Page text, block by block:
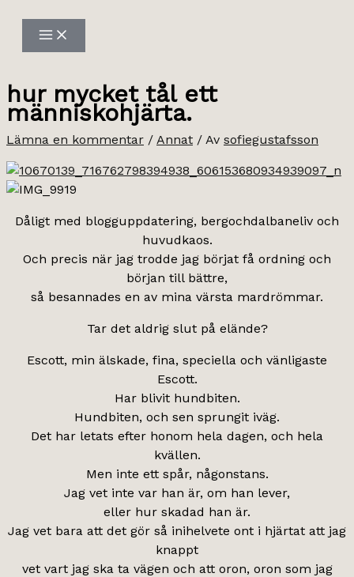
innehåll
hur mycket tål ett
människohjärta.
Lämna en kommentar / Annat / Av sofiegustafsson
Dåligt med blogguppdatering, bergochdalbaneliv och
huvudkaos.
Och precis när jag trodde jag börjat få ordning och
början till bättre,
så besannades en av mina värsta mardrömmar.
Tar det aldrig slut på elände?
Escott, min älskade, fina, speciella och vänligaste
Escott.
Har blivit hundbiten.
Hundbiten, och sen sprungit iväg.
Det har letats efter honom hela dagen, och hela
kvällen.
Men inte ett spår, någonstans.
Jag vet inte var han är, om han lever,
eller hur skadad han är.
Jag vet bara att det gör så inihelvete ont i hjärtat att jag
knappt
vet vart jag ska ta vägen och att oron, oron som jag